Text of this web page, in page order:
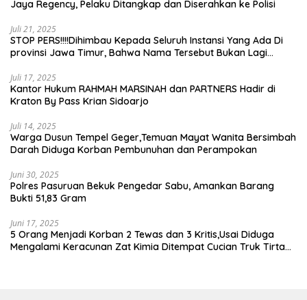
Jaya Regency, Pelaku Ditangkap dan Diserahkan ke Polisi
Juli 21, 2025
STOP PERS!!!!Dihimbau Kepada Seluruh Instansi Yang Ada Di
provinsi Jawa Timur, Bahwa Nama Tersebut Bukan Lagi
Juli 17, 2025
Kantor Hukum RAHMAH MARSINAH dan PARTNERS Hadir di
Kraton By Pass Krian Sidoarjo
Juli 14, 2025
Warga Dusun Tempel Geger,Temuan Mayat Wanita Bersimbah
Darah Diduga Korban Pembunuhan dan Perampokan
Juni 30, 2025
Polres Pasuruan Bekuk Pengedar Sabu, Amankan Barang
Bukti 51,83 Gram
Juni 17, 2025
5 Orang Menjadi Korban 2 Tewas dan 3 Kritis,Usai Diduga
Mengalami Keracunan Zat Kimia Ditempat Cucian Truk Tirta